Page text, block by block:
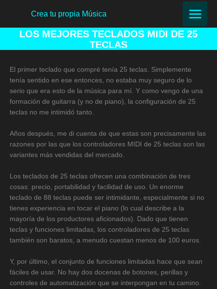
contenido
Crea tu propia Música
LOS MEJORES TECLADOS MIDI DE 25
TECLAS
El primer teclado que compré tenía 25 teclas. Simplemente
tenía sentido en ese entonces, no estaba muy seguro de lo
serio que era esto de la música para mí. Y como vengo de una
formación de guitarra (y no de piano), la configuración de 25
teclas no me intimidó tanto.
Años después, me di cuenta de que estas son precisamente las
razones por las que los controladores MIDI de 25 teclas son las
variantes más vendidas del mercado.
Los teclados de 25 teclas ofrecen una combinación de tres
cosas: precio, portabilidad y facilidad de uso. Un enorme
teclado de 88 teclas puede ser intimidante, especialmente si no
tienes experiencia en tocar el piano (lo cual describe a la
mayoría de los productores aficionados). Dado que tienen
teclas y funciones limitadas, los controladores de 25 teclas
también son baratos, a menudo cuestan menos de 100 euros.
Y, por último, el conjunto de funciones limitadas hace que sean
fáciles de usar. No hay dos docenas de botones, perillas y
controles de automatización que se interpongan en tu camino.